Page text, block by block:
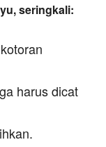
seringkali:
harus dicat